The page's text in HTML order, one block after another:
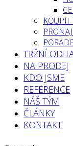
TRŽNÍ
NA PRODEJ
KDO JSME
REFERENCE
NÁŠ TÝM
ČLÁNKY
KONTAKT